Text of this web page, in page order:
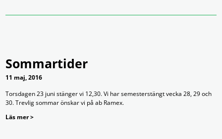
Sommartider
11 maj, 2016
Torsdagen 23 juni stänger vi 12,30. Vi har semesterstängt vecka 28, 29 och
30. Trevlig sommar önskar vi på ab Ramex.
Läs mer >